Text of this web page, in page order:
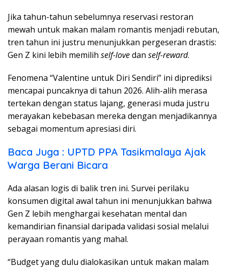
Jika tahun-tahun sebelumnya reservasi restoran
mewah untuk makan malam romantis menjadi rebutan,
tren tahun ini justru menunjukkan pergeseran drastis:
Gen Z kini lebih memilih self-lovedan self-reward.
Fenomena “Valentine untuk Diri Sendiri” ini diprediksi
mencapai puncaknya di tahun 2026. Alih-alih merasa
tertekan dengan status lajang, generasi muda justru
merayakan kebebasan mereka dengan menjadikannya
sebagai momentum apresiasi diri.
Baca Juga : UPTD PPA Tasikmalaya Ajak
Warga Berani Bicara
Ada alasan logis di balik tren ini. Survei perilaku
konsumen digital awal tahun ini menunjukkan bahwa
Gen Z lebih menghargai kesehatan mental dan
kemandirian finansial daripada validasi sosial melalui
perayaan romantis yang mahal.
“Budget yang dulu dialokasikan untuk makan malam